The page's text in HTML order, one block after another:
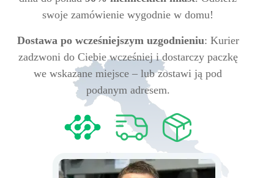
swoje zamówienie wygodnie w domu!
Dostawa po wcześniejszym uzgodnieniu: Kurier
zadzwoni do Ciebie wcześniej i dostarczy paczkę
we wskazane miejsce – lub zostawi ją pod
podanym adresem.